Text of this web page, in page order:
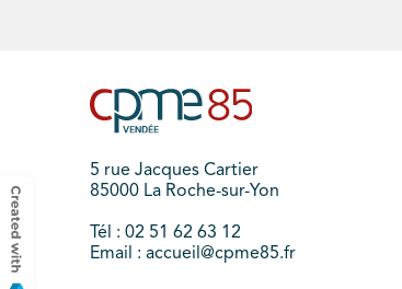
5 rue Jacques Cartier
85000 La Roche-sur-Yon
Tél : 02 51 62 63 12
Email : accueil@cpme85.fr